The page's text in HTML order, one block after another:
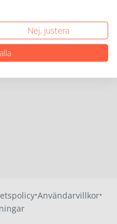
·Användarvillkor·
Nej, justera